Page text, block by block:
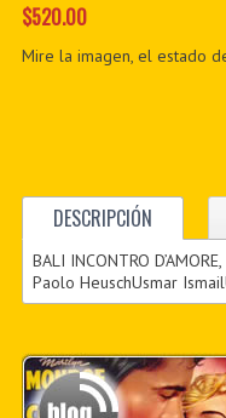
$520.00
Mire la imagen, el estado
DESCRIPCIÓN
BALI INCONTRO D’AMORE,
Paolo HeuschUsmar